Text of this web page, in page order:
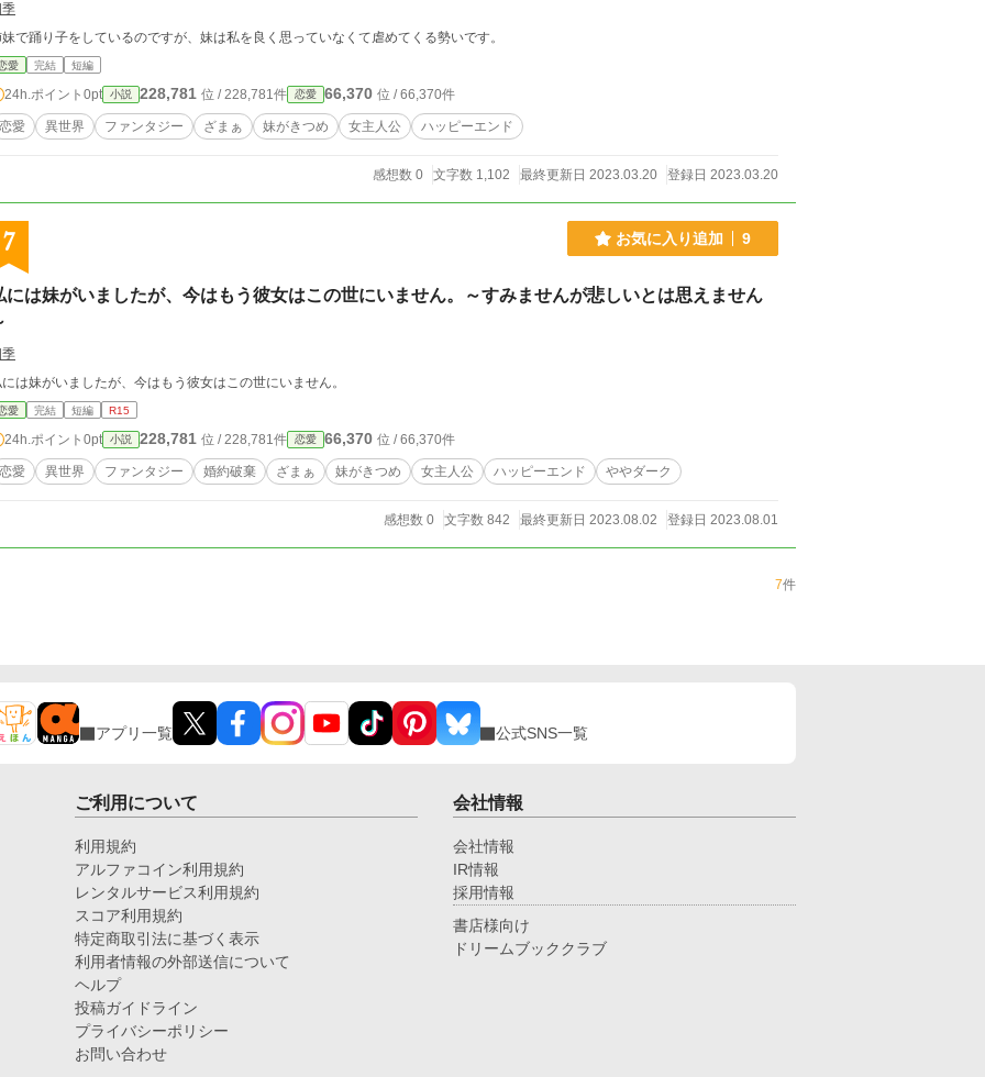
で踊り子をしているのですが、妹は私を良く思っていなくて虐めてくる勢いです。
愛 完結 短編
24h.ポイント 0pt 小説 228,781 位 / 228,781件 恋愛 66,370 位 / 66,370件
恋愛 異世界 ファンタジー ざまぁ 妹がきつめ 女主人公 ハッピーエンド
感想数 0 文字数 1,102 最終更新日 2023.03.20 登録日 2023.03.20
7 お気に入り追加 9
には妹がいましたが、今はもう彼女はこの世にいません。～すみませんが悲しいとは思えません
は妹がいましたが、今はもう彼女はこの世にいません。
愛 完結 短編 R15
24h.ポイント 0pt 小説 228,781 位 / 228,781件 恋愛 66,370 位 / 66,370件
恋愛 異世界 ファンタジー 婚約破棄 ざまぁ 妹がきつめ 女主人公 ハッピーエンド ややダーク
感想数 0 文字数 842 最終更新日 2023.08.02 登録日 2023.08.01
7件
アプリ一覧 公式SNS一覧
ご利用について
利用規約
アルファコイン利用規約
レンタルサービス利用規約
スコア利用規約
特定商取引法に基づく表示
利用者情報の外部送信について
ヘルプ
投稿ガイドライン
プライバシーポリシー
お問い合わせ
会社情報
会社情報
IR情報
採用情報
書店様向け
ドリームブッククラブ